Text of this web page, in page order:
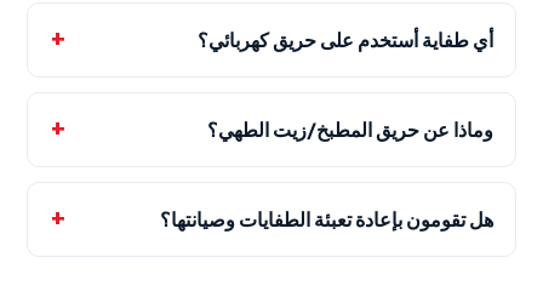
أي طفاية أستخدم على حريق كهربائي؟
وماذا عن حريق المطبخ/زيت الطهي؟
هل تقومون بإعادة تعبئة الطفايات وصيانتها؟